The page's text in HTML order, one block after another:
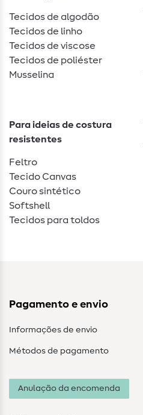
Tecidos de algodão
Tecidos de linho
Tecidos de viscose
Tecidos de poliéster
Musselina
Para ideias de costura
resistentes
Feltro
Tecido Canvas
Couro sintético
Softshell
Tecidos para toldos
Pagamento e envio
Informações de envio
Métodos de pagamento
Anulação da encomenda